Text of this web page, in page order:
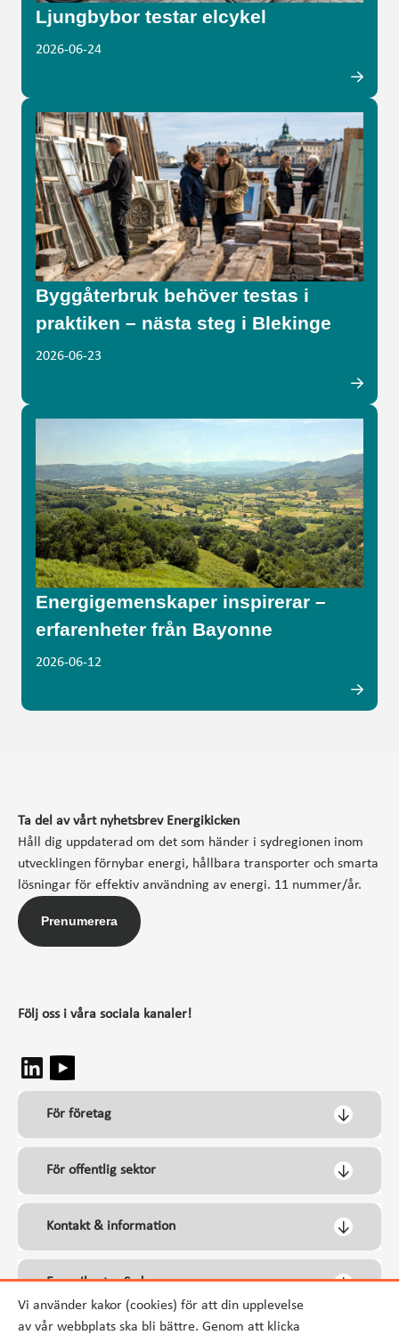
Vi använder kakor (cookies) för att din upplevelse
av vår webbplats ska bli bättre. Genom att klicka
Ljungbybor testar elcykel
2026-06-24
Byggåterbruk behöver testas i
praktiken – nästa steg i Blekinge
2026-06-23
Energigemenskaper inspirerar –
erfarenheter från Bayonne
2026-06-12
Ta del av vårt nyhetsbrev Energikicken
Håll dig uppdaterad om det som händer i sydregionen inom
utvecklingen förnybar energi, hållbara transporter och smarta
lösningar för effektiv användning av energi. 11 nummer/år.
Prenumerera
Följ oss i våra sociala kanaler!
För företag
För offentlig sektor
Kontakt & information
Energikontor Syd